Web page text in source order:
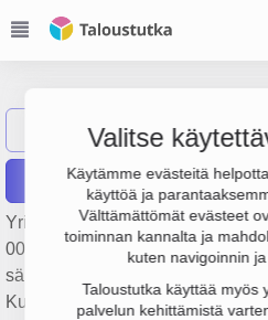
Valitse
Käytämme evästeitä
käyttöä ja
Välttämättömät evästeet
toiminnan kannalta ja
kuten navigoinnin
Taloustutka käyttää myös
palvelun kehittämistä
Näytä haku
Raportit
Yrityksen CME Solutions Oy
000 € ja henkilöstömäärä 14.
sähkölaitteiden valmistus,
Kuopio. Yrityksen yhtiömuoto